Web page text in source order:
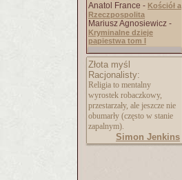
Anatol France - Kościół a
Rzeczpospolita
Mariusz Agnosiewicz -
Kryminalne dzieje
papiestwa tom I
Złota myśl
Racjonalisty:
Religia to mentalny
wyrostek robaczkowy,
przestarzały, ale jeszcze nie
obumarły (często w stanie
zapalnym).
Simon Jenkins